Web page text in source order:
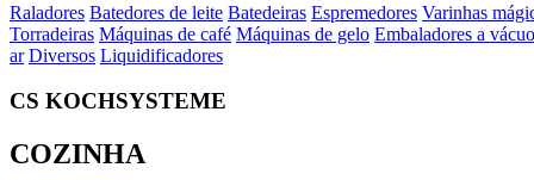
Raladores Batedores de leite Batedeiras Espremedores Varinhas
Torradeiras Máquinas de café Máquinas de gelo Embaladores a vácuo
ar Diversos Liquidificadores
CS KOCHSYSTEME
COZINHA